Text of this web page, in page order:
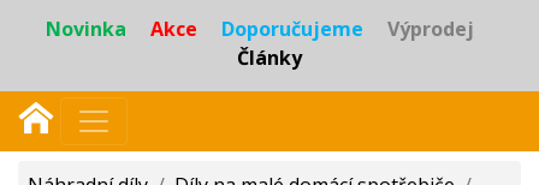
Novinka Akce Doporučujeme
Výprodej
Články